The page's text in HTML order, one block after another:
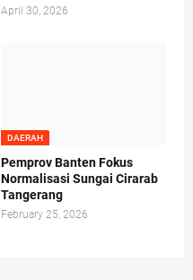
April 30, 2026
DAERAH
Pemprov Banten Fokus
Normalisasi Sungai Cirarab
Tangerang
February 25, 2026